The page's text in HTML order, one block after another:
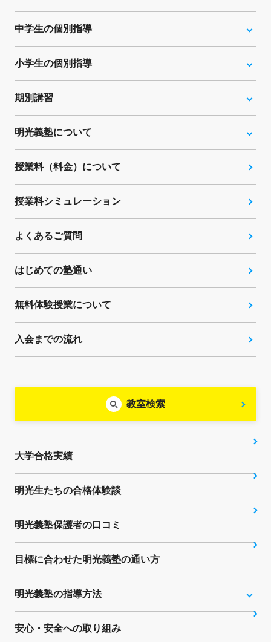
中学生の個別指導
小学生の個別指導
期別講習
明光義塾について
授業料（料金）について
授業料シミュレーション
よくあるご質問
はじめての塾通い
無料体験授業について
入会までの流れ
教室検索
大学合格実績
明光生たちの合格体験談
明光義塾保護者の口コミ
目標に合わせた明光義塾の通い方
明光義塾の指導方法
安心・安全への取り組み